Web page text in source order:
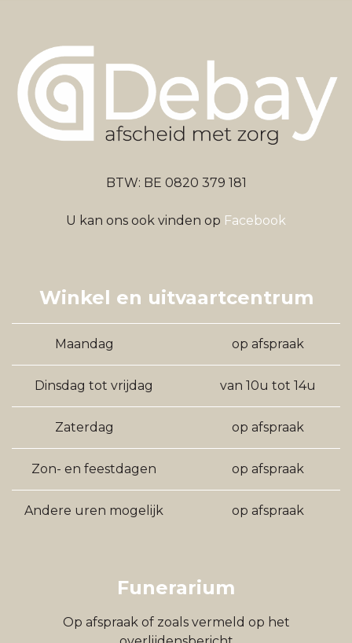
BTW: BE 0820 379 181
U kan ons ook vinden op Facebook
Winkel en uitvaartcentrum
Maandag op afspraak
Dinsdag tot vrijdag van 10u tot 14u
Zaterdag op afspraak
Zon- en feestdagen op afspraak
Andere uren mogelijk op afspraak
Funerarium
Op afspraak of zoals vermeld op het